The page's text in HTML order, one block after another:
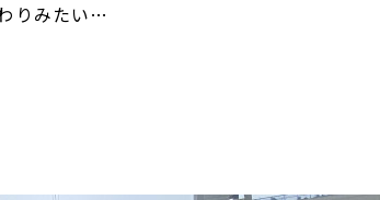
りみたい…